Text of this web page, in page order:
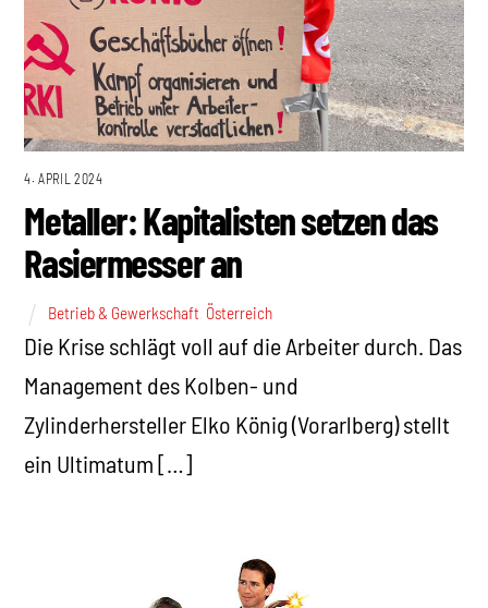
4. APRIL 2024
Metaller: Kapitalisten setzen das
Rasiermesser an
Betrieb & Gewerkschaft Österreich
Die Krise schlägt voll auf die Arbeiter durch. Das
Management des Kolben- und
Zylinderhersteller Elko König (Vorarlberg) stellt
ein Ultimatum […]